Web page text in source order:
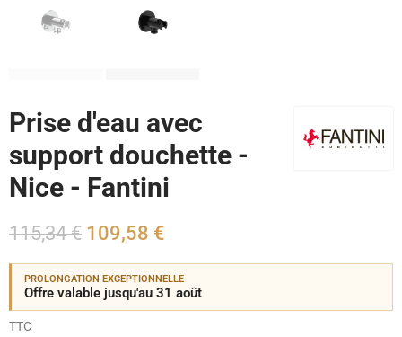
Prise d'eau avec
support douchette -
Nice - Fantini
115,34 € 109,58 €
PROLONGATION EXCEPTIONNELLE
Offre valable jusqu'au 31 août
TTC